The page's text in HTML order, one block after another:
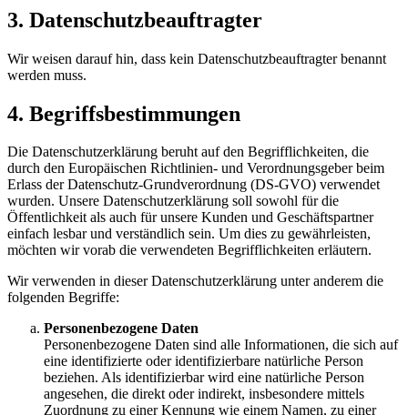
3. Datenschutzbeauftragter
Wir weisen darauf hin, dass kein Datenschutzbeauftragter benannt
werden muss.
4. Begriffsbestimmungen
Die Datenschutzerklärung beruht auf den Begrifflichkeiten, die
durch den Europäischen Richtlinien- und Verordnungsgeber beim
Erlass der Datenschutz-Grundverordnung (DS-GVO) verwendet
wurden. Unsere Datenschutzerklärung soll sowohl für die
Öffentlichkeit als auch für unsere Kunden und Geschäftspartner
einfach lesbar und verständlich sein. Um dies zu gewährleisten,
möchten wir vorab die verwendeten Begrifflichkeiten erläutern.
Wir verwenden in dieser Datenschutzerklärung unter anderem die
folgenden Begriffe:
Personenbezogene Daten
Personenbezogene Daten sind alle Informationen, die sich auf
eine identifizierte oder identifizierbare natürliche Person
beziehen. Als identifizierbar wird eine natürliche Person
angesehen, die direkt oder indirekt, insbesondere mittels
Zuordnung zu einer Kennung wie einem Namen, zu einer